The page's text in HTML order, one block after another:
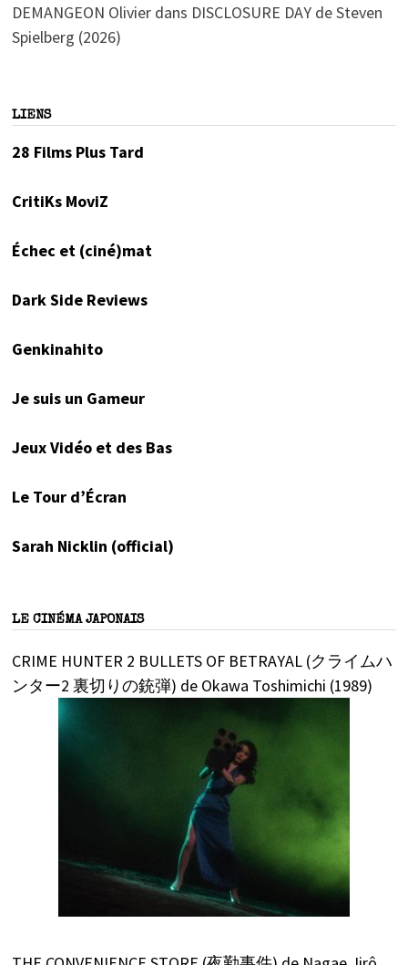
DEMANGEON Olivierdans DISCLOSURE DAY de Steven
Spielberg (2026)
LIENS
28 Films Plus Tard
CritiKs MoviZ
Échec et (ciné)mat
Dark Side Reviews
Genkinahito
Je suis un Gameur
Jeux Vidéo et des Bas
Le Tour d’Écran
Sarah Nicklin (official)
LE CINÉMA JAPONAIS
CRIME HUNTER 2 BULLETS OF BETRAYAL (クライムハ
ンター2 裏切りの銃弾) de Okawa Toshimichi (1989)